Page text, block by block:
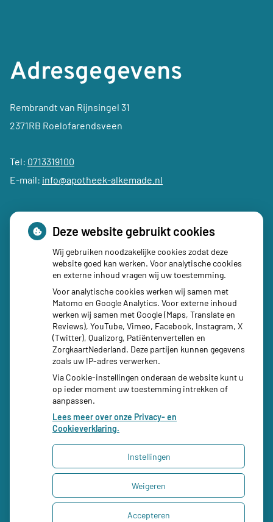
Adresgegevens
Rembrandt van Rijnsingel 31
2371RB Roelofarendsveen
Tel: 0713319100
E-mail: info@apotheek-alkemade.nl
Social media
Uw Zorg Online|Beheer
Bezoek
onze
Instagram
Cookie-instellingen
Deze website gebruikt cookies
Wij gebruiken noodzakelijke cookies zodat deze
website goed kan werken. Voor analytische cookies
en externe inhoud vragen wij uw toestemming.
Voor analytische cookies werken wij samen met
Matomo en Google Analytics. Voor externe inhoud
werken wij samen met Google (Maps, Translate en
Reviews), YouTube, Vimeo, Facebook, Instagram, X
(Twitter), Qualizorg, Patiëntenvertellen en
ZorgkaartNederland. Deze partijen kunnen gegevens
zoals uw IP-adres verwerken.
Via Cookie-instellingen onderaan de website kunt u
op ieder moment uw toestemming intrekken of
aanpassen.
Lees meer over onze Privacy- en
Cookieverklaring.
Instellingen
Weigeren
Accepteren